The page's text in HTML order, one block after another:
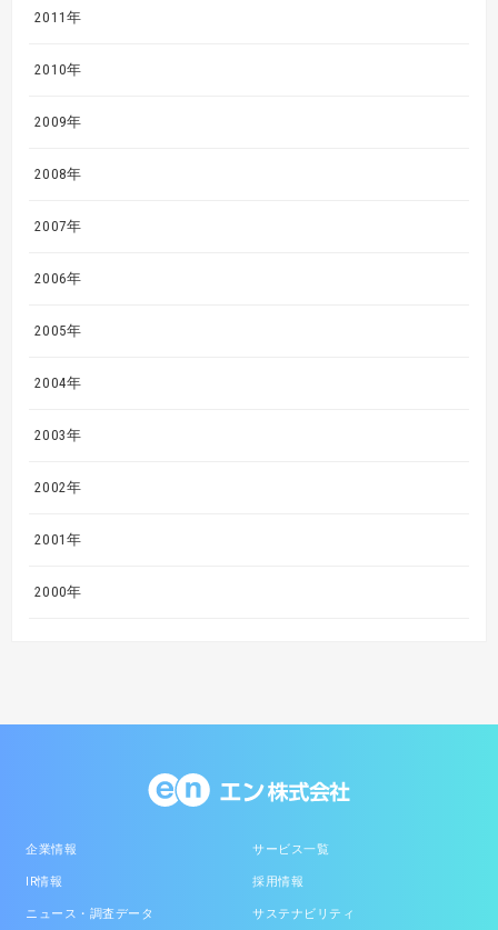
2011年
2010年
2009年
2008年
2007年
2006年
2005年
2004年
2003年
2002年
2001年
2000年
企業情報 サービス一覧
IR情報 採用情報
ニュース・調査データ サステナビリティ